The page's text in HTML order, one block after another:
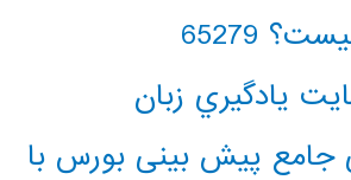
65279
يادگيري زبان
جامع پیش بینی بورس با